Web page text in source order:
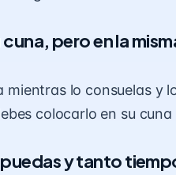
pero en la
mientras lo consuelas y
colocarlo en su
y tanto